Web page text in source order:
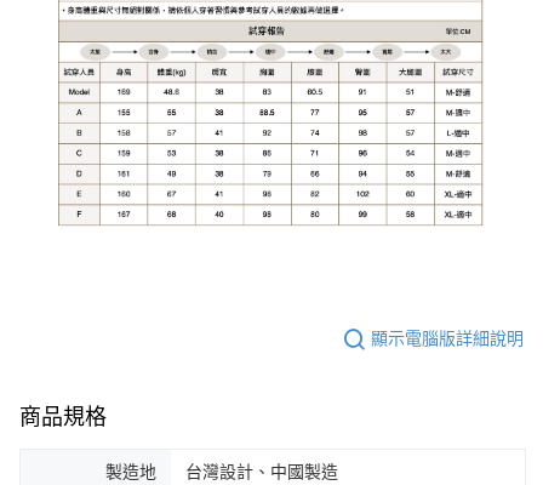
顯示電腦版詳細說明
商品規格
製造地 台灣設計、中國製造